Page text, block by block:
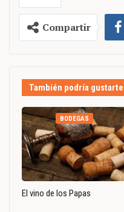
Compartir
También podría gustarte
BODEGAS
El vino de los Papas